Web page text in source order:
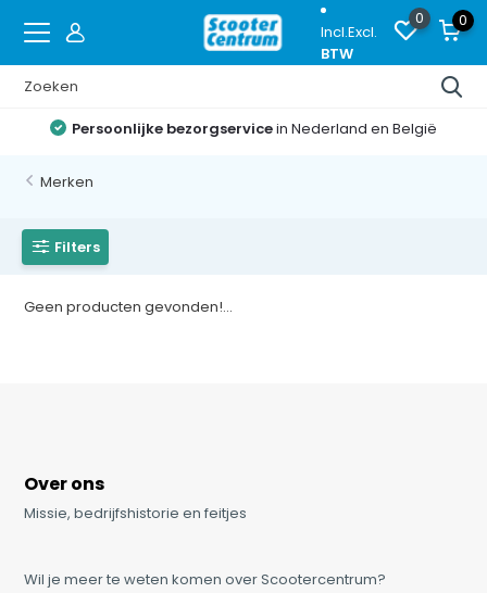
Incl.Excl.
BTW
0 0
Persoonlijke bezorgservicein Nederland en België
Merken
Filters
Geen producten gevonden!...
Over ons
Missie, bedrijfshistorie en feitjes
Wil je meer te weten komen over Scootercentrum?